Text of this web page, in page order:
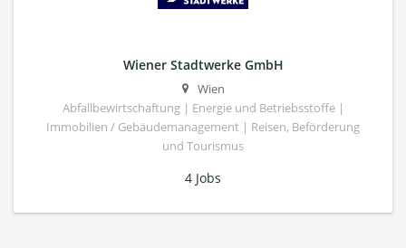
Wiener Stadtwerke GmbH
Wien
Abfallbewirtschaftung | Energie und Betriebsstoffe |
Immobilien / Gebäudemanagement | Reisen, Beförderung
und Tourismus
4 Jobs